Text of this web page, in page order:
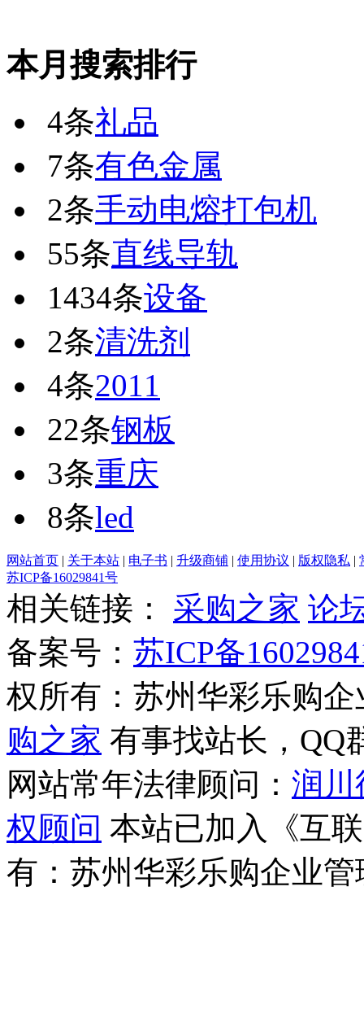
本月搜索排行
4条礼品
7条有色金属
2条手动电熔打包机
55条直线导轨
1434条设备
2条清洗剂
4条2011
22条钢板
3条重庆
8条led
网站首页 | 关于本站 | 电子书 | 升级商铺 | 使用协议 | 版权隐私 |
苏ICP备16029841号
相关链接： 采购之家 论
备案号： 苏ICP备
权所有：苏州华彩乐购
购之家 有事找站长，QQ
网站常年法律顾问： 润川
权顾问 本站已加入《互
有：苏州华彩乐购企业